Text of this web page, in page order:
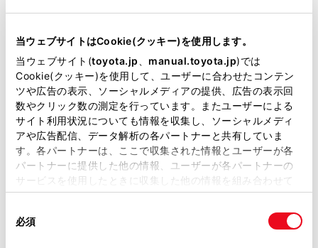
当ウェブサイトはCookie(クッキー)を使用します。
当ウェブサイト(toyota.jp manual.toyota.jp)では
Cookie(クッキー)を使用して、ユーザーに合わせたコンテン
ツや広告の表示、ソーシャルメディアの提供、広告の表示回
数やクリック数の測定を行っています。またユーザーによる
サイト利用状況についても情報を収集し、ソーシャルメディ
アや広告配信、データ解析の各パートナーと共有していま
す。各パートナーは、ここで収集された情報とユーザーが各
パートナーに提供した他の情報、ユーザーが各パートナーの
サービスを使用したときに収集した他の情報を組み合わせて
使用することがあります。当ウェブサイトの使用を続行する
必須
ブラインドスポットモニター（後側方検知）
ドライブレコーダー
※ 記録媒体(SDカード等)は別途ご購入いただく場合がございます
ペダル踏み間違い急発進抑制装置